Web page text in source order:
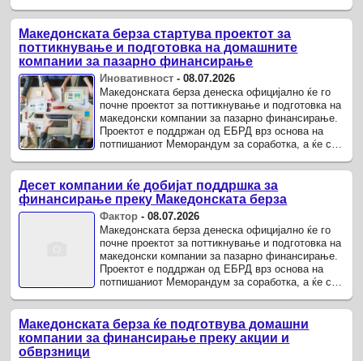
PWC Хрватска.
Македонската берза стартува проектот за
поттикнување и подготовка на домашните
компании за пазарно финансирање
Иновативност -08.07.2026
Македонската берза денеска официјално ќе го
почне проектот за поттикнување и подготовка на
македонски компании за пазарно финансирање.
Проектот е поддржан од ЕБРД врз основа на
потпишаниот Меморандум за соработка, а ќе се
PWC Хрватска.
Десет компании ќе добијат поддршка за
финансирање преку Македонската берза
Фактор -08.07.2026
Македонската берза денеска официјално ќе го
почне проектот за поттикнување и подготовка на
македонски компании за пазарно финансирање.
Проектот е поддржан од ЕБРД врз основа на
потпишаниот Меморандум за соработка, а ќе се
PWC Хрватска.
Македонската берза ќе подготвува домашни
компании за финансирање преку акции и
обврзници